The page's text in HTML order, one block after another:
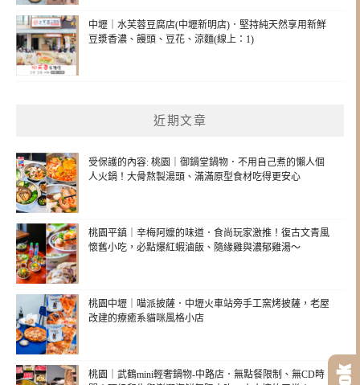
中壢｜水芙蓉豆腐店(中壢新明店)．堅持純天然享用新鮮
豆漿香濃、饅頭、豆花、涼麵(線上：1)
近期文章
受保護的內容: 桃園｜御鍋堂鍋物．不用自己煮的懶人個
人火鍋！大骨熬製湯頭、滿滿原型食材吃得更安心
桃園平鎮｜辛梅阿嬤的味道．食尚玩家激推！復古文青風
懷舊小吃，必點爆紅蝦滷飯、隨緣雞與濃郁雞湯～
桃園中壢｜喵派披薩．中壢火車站旁手工窯烤披薩，老屋
改建的療癒系貓咪風格小店
桃園｜武鶴mini輕奢鍋物-中路店．無點餐限制、無CD時